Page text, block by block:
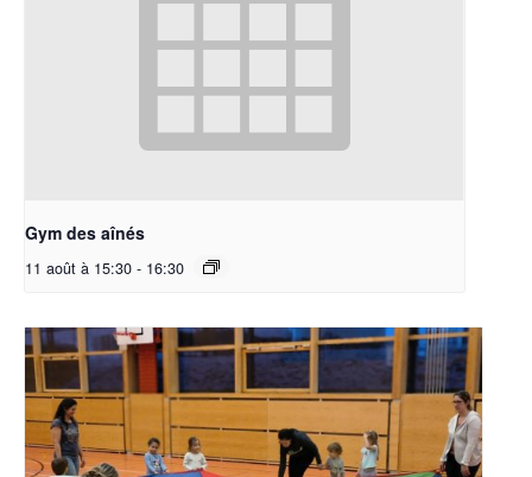
Gym des aînés
11 août à 15:30 - 16:30